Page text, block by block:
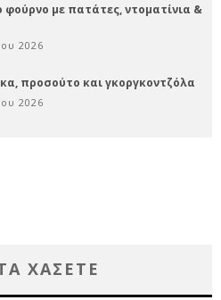
φούρνο με πατάτες, ντοματίνια &
2026
προσούτο και γκοργκοντζόλα
2026
ΧΑΣΕΤΕ